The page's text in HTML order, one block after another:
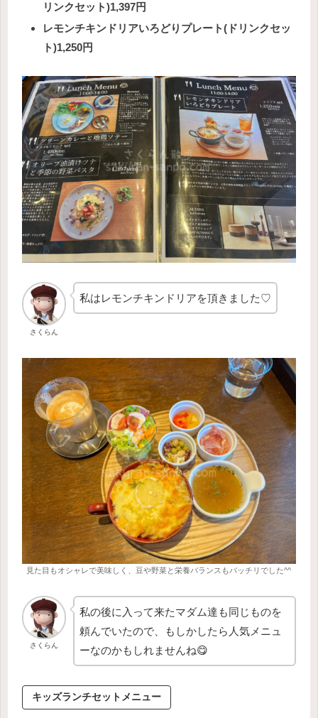
リンクセット)1,397円
レモンチキンドリアいろどりプレート(ドリンクセッ
ト)1,250円
さくらん
私はレモンチキンドリアを頂きました♡
見た目もオシャレで美味しく、豆や野菜と栄養バランスもバッチリでした^^
さくらん
私の後に入って来たマダム達も同じものを
頼んでいたので、もしかしたら人気メニュ
ーなのかもしれませんね😋
キッズランチセットメニュー